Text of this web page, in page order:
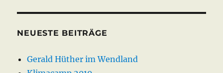
NEUESTE BEITRÄGE
Gerald Hüther im Wendland